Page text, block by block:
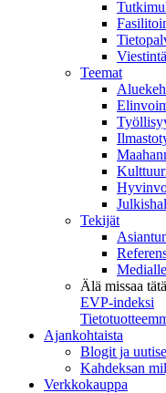
Teemat
Tekijät
Medialle
Älä missaa tätä
EVP-indeksi
Ajankohtaista
Blogit ja
Kahdeksan
Verkkokauppa